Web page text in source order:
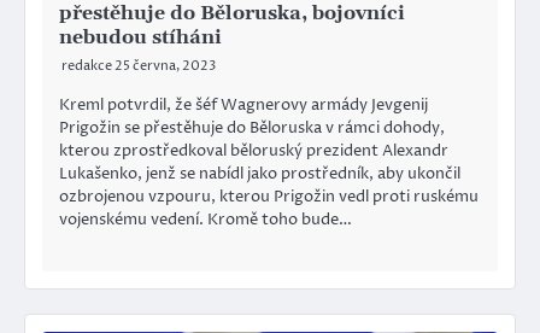
přestěhuje do Běloruska, bojovníci
nebudou stíháni
redakce25 června, 2023
Kreml potvrdil, že šéf Wagnerovy armády Jevgenij
Prigožin se přestěhuje do Běloruska v rámci dohody,
kterou zprostředkoval běloruský prezident Alexandr
Lukašenko, jenž se nabídl jako prostředník, aby ukončil
ozbrojenou vzpouru, kterou Prigožin vedl proti ruskému
vojenskému vedení. Kromě toho bude…